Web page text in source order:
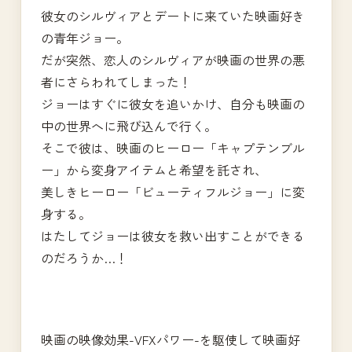
彼女のシルヴィアとデートに来ていた映画好き
の青年ジョー。
だが突然、恋人のシルヴィアが映画の世界の悪
者にさらわれてしまった！
ジョーはすぐに彼女を追いかけ、自分も映画の
中の世界へに飛び込んで行く。
そこで彼は、映画のヒーロー「キャプテンブル
ー」から変身アイテムと希望を託され、
美しきヒーロー「ビューティフルジョー」に変
身する。
はたしてジョーは彼女を救い出すことができる
のだろうか…！
映画の映像効果-VFXパワー-を駆使して映画好